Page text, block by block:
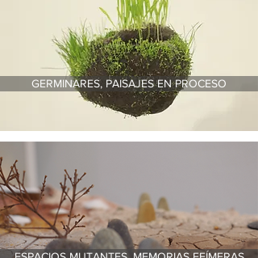
GERMINARES, PAISAJES EN PROCESO